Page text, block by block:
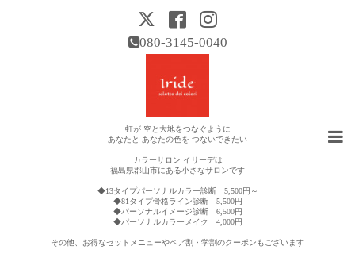
080-3145-0040
虹が 空と大地をつなぐように
あなたと あなたの色を つないできたい
カラーサロン イリーデは
福島県郡山市にある小さなサロンです
◆13タイプパーソナルカラー診断 5,500円～
◆81タイプ骨格ライン診断 5,500円
◆パーソナルイメージ診断 6,500円
◆パーソナルカラーメイク 4,000円
その他、お得なセットメニューやペア割・学割のクーポンもございます